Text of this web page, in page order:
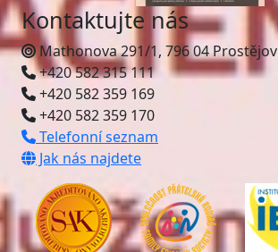
Kontaktujte nás
Mathonova 291/1, 796 04 Prostějov
+420 582 315 111
+420 582 359 169
+420 582 359 170
Telefonní seznam
Jak nás najdete